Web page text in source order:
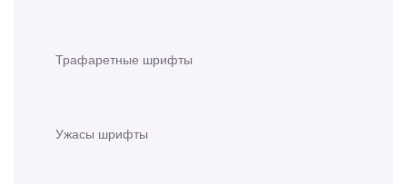
Трафаретные шрифты
Ужасы шрифты